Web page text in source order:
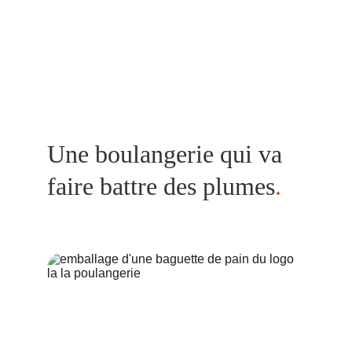
Une boulangerie qui va
faire battre des plumes.